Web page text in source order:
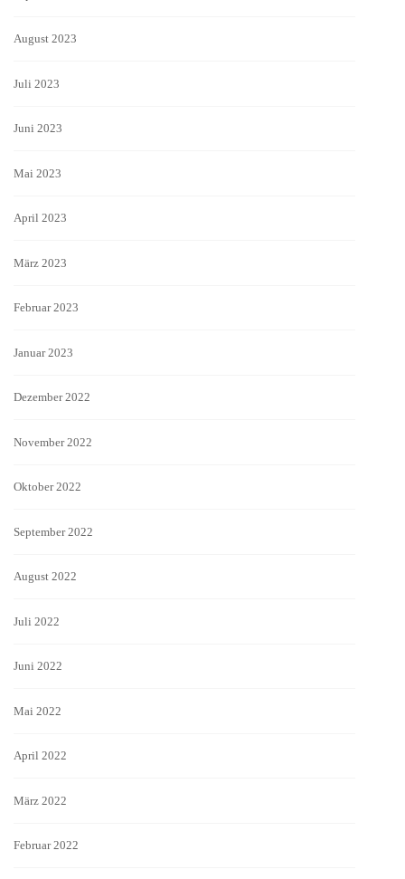
August 2023
Juli 2023
Juni 2023
Mai 2023
April 2023
März 2023
Februar 2023
Januar 2023
Dezember 2022
November 2022
Oktober 2022
September 2022
August 2022
Juli 2022
Juni 2022
Mai 2022
April 2022
März 2022
Februar 2022